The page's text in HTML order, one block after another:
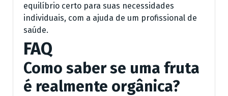
equilíbrio certo para suas necessidades
individuais, com a ajuda de um profissional de
saúde.
FAQ
Como saber se uma fruta
é realmente orgânica?